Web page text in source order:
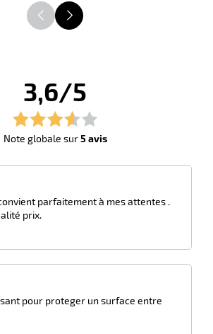
3,6/5
Note globale sur5 avis
parfaitement à mes attentes .
prix.
pour proteger un surface entre